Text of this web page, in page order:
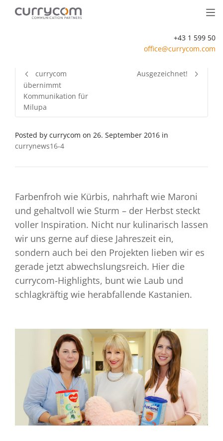
+43 1 599 50
office@currycom.com
currycom
übernimmt
Kommunikation für
Milupa
Ausgezeichnet!
Posted by currycom on 26. September 2016 in
currynews16-4
Farbenfroh wie Kürbis, nahrhaft wie Maroni
und gehaltvoll wie Sturm – der Herbst steckt
voller Inspiration. Nicht nur kulinarisch lassen
wir uns gerne auf diese Jahreszeit ein,
sondern auch bei den Projekten lieben wir es
gerade jetzt abwechslungsreich. Hier die
currycom-Highlights, bunt wie Laub und
schlagkräftig wie herabfallende Kastanien.